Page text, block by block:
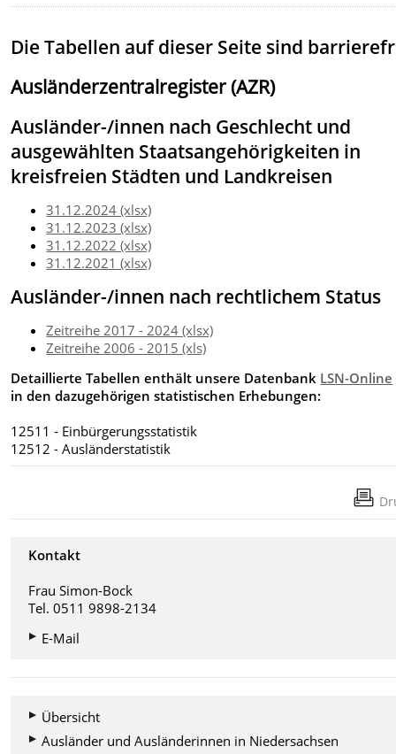
Die Tabellen auf dieser Seite sind
Ausländerzentralregister (AZR)
Ausländer-/innen nach Geschlecht und
ausgewählten Staatsangehörigkeiten in
kreisfreien Städten und Landkreisen
31.12.2024 (xlsx)
31.12.2023 (xlsx)
31.12.2022 (xlsx)
31.12.2021 (xlsx)
Ausländer-/innen nach rechtlichem Status
Zeitreihe 2017 - 2024 (xlsx)
Zeitreihe 2006 - 2015 (xls)
Detaillierte Tabellen enthält unsere Datenbank LSN-Online
in den dazugehörigen statistischen Erhebungen:
12511 - Einbürgerungsstatistik
12512 - Ausländerstatistik
Kontakt
Frau Simon-Bock
Tel. 0511 9898-2134
E-Mail
Übersicht
Ausländer und Ausländerinnen in Niedersachsen